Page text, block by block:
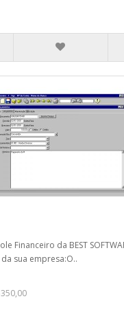
Financeiro da BEST
sua empresa:O..